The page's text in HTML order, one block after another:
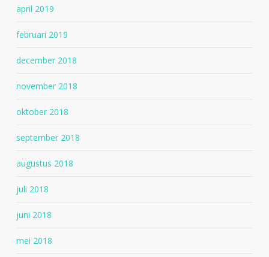
april 2019
februari 2019
december 2018
november 2018
oktober 2018
september 2018
augustus 2018
juli 2018
juni 2018
mei 2018